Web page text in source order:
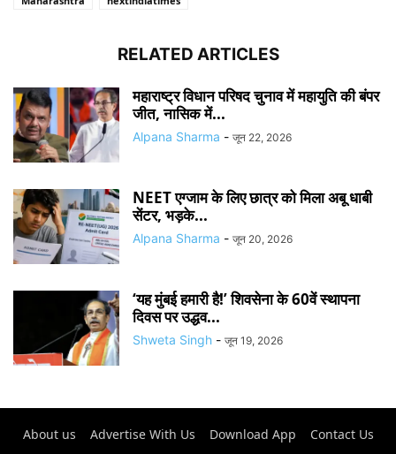
RELATED ARTICLES
महाराष्ट्र विधान परिषद चुनाव में महायुति की बंपर
जीत, नासिक में...
Alpana Sharma - जून 22, 2026
NEET एग्जाम के लिए छात्र को मिला अबू धाबी
सेंटर, भड़के...
Alpana Sharma - जून 20, 2026
‘यह मुंबई हमारी है!’ शिवसेना के 60वें स्थापना
दिवस पर उद्धव...
Shweta Singh - जून 19, 2026
About us Advertise With Us Download App Contact Us